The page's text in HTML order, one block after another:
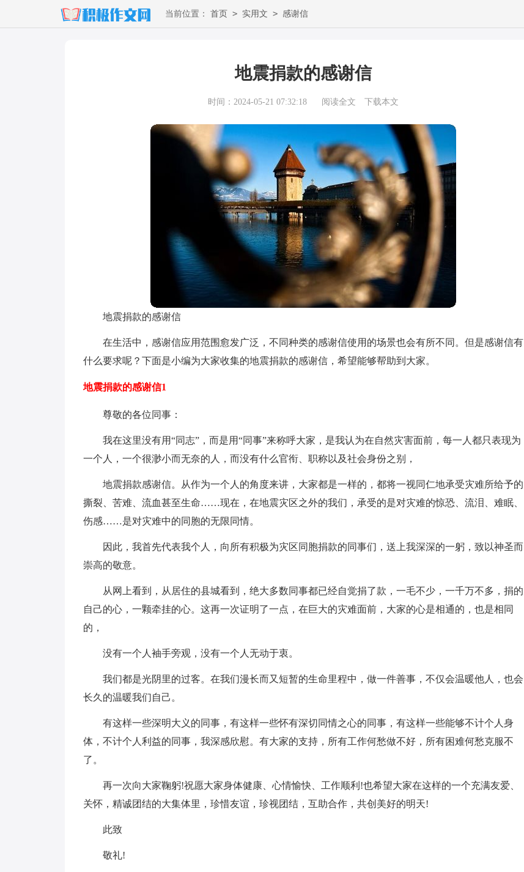
当前位置： 首页 > 实用文 > 感谢信
地震捐款的感谢信
时间：2024-05-21 07:32:18 阅读全文 下载本文
地震捐款的感谢信
在生活中，感谢信应用范围愈发广泛，不同种类的感谢信使用的场景也会有所不同。但是感谢信有
什么要求呢？下面是小编为大家收集的地震捐款的感谢信，希望能够帮助到大家。
地震捐款的感谢信1
尊敬的各位同事：
我在这里没有用“同志”，而是用“同事”来称呼大家，是我认为在自然灾害面前，每一人都只表现为
一个人，一个很渺小而无奈的人，而没有什么官衔、职称以及社会身份之别，
地震捐款感谢信。从作为一个人的角度来讲，大家都是一样的，都将一视同仁地承受灾难所给予的
撕裂、苦难、流血甚至生命……现在，在地震灾区之外的我们，承受的是对灾难的惊恐、流泪、难眠、
伤感……是对灾难中的同胞的无限同情。
因此，我首先代表我个人，向所有积极为灾区同胞捐款的同事们，送上我深深的一躬，致以神圣而
崇高的敬意。
从网上看到，从居住的县城看到，绝大多数同事都已经自觉捐了款，一毛不少，一千万不多，捐的
自己的心，一颗牵挂的心。这再一次证明了一点，在巨大的灾难面前，大家的心是相通的，也是相同
的，
没有一个人袖手旁观，没有一个人无动于衷。
我们都是光阴里的过客。在我们漫长而又短暂的生命里程中，做一件善事，不仅会温暖他人，也会
长久的温暖我们自己。
有这样一些深明大义的同事，有这样一些怀有深切同情之心的同事，有这样一些能够不计个人身
体，不计个人利益的同事，我深感欣慰。有大家的支持，所有工作何愁做不好，所有困难何愁克服不
了。
再一次向大家鞠躬!祝愿大家身体健康、心情愉快、工作顺利!也希望大家在这样的一个充满友爱、
关怀，精诚团结的大集体里，珍惜友谊，珍视团结，互助合作，共创美好的明天!
此致
敬礼!